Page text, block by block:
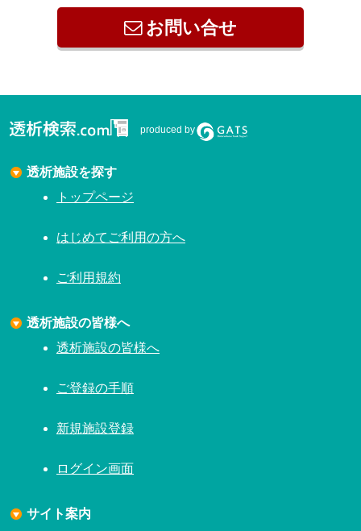
お問い合せ
produced by
透析施設を探す
トップページ
はじめてご利用の方へ
ご利用規約
透析施設の皆様へ
透析施設の皆様へ
ご登録の手順
新規施設登録
ログイン画面
サイト案内